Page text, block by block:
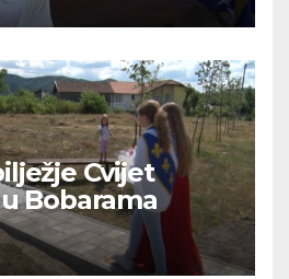
Cvijet
Bobarama